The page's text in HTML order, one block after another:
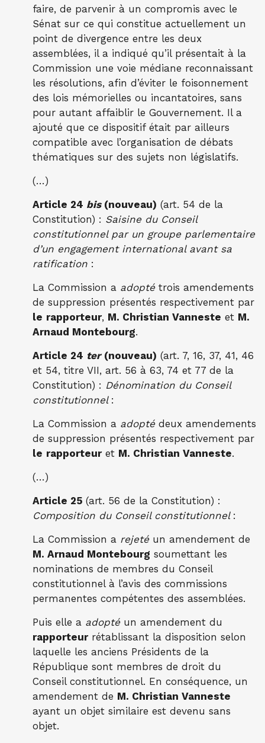
faire, de parvenir à un compromis avec le
Sénat sur ce qui constitue actuellement un
point de divergence entre les deux
assemblées, il a indiqué qu’il présentait à la
Commission une voie médiane reconnaissant
les résolutions, afin d’éviter le foisonnement
des lois mémorielles ou incantatoires, sans
pour autant affaiblir le Gouvernement. Il a
ajouté que ce dispositif était par ailleurs
compatible avec l’organisation de débats
thématiques sur des sujets non législatifs.
(…)
Article 24 bis(nouveau) (art. 54 de la
Constitution) : Saisine du Conseil
constitutionnel par un groupe parlementaire
d’un engagement international avant sa
ratification :
La Commission a adoptétrois amendements
de suppression présentés respectivement par
le rapporteur, M. Christian Vanneste et M.
Arnaud Montebourg.
Article 24 ter (nouveau) (art. 7, 16, 37, 41, 46
et 54, titre VII, art. 56 à 63, 74 et 77 de la
Constitution) : Dénomination du Conseil
constitutionnel :
La Commission a adoptédeux amendements
de suppression présentés respectivement par
le rapporteuret M. Christian Vanneste.
(…)
Article 25 (art. 56 de la Constitution) :
Composition du Conseil constitutionnel :
La Commission a rejetéun amendement de
M. Arnaud Montebourg soumettant les
nominations de membres du Conseil
constitutionnel à l’avis des commissions
permanentes compétentes des assemblées.
Puis elle a adoptéun amendement du
rapporteurrétablissant la disposition selon
laquelle les anciens Présidents de la
République sont membres de droit du
Conseil constitutionnel. En conséquence, un
amendement de M. Christian Vanneste
ayant un objet similaire est devenu sans
objet.